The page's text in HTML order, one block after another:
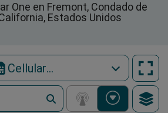
One en Fremont, Condado de
Estados Unidos
Cellular One